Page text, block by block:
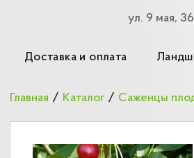
ул. 9 мая, 36
Доставка и оплата
Главная / Каталог / Саженцы